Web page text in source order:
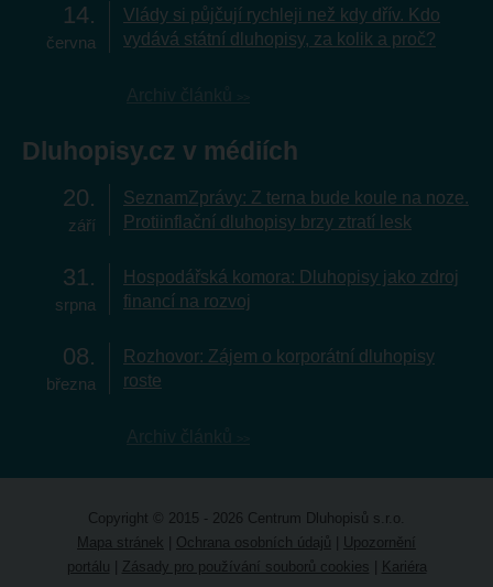
14
června
Vlády si půjčují rychleji než kdy dřív. Kdo
vydává státní dluhopisy, za kolik a proč?
Dluhopisy.cz v médiích
20
září
SeznamZprávy: Z terna bude koule na noze.
Protiinflační dluhopisy brzy ztratí lesk
31
srpna
Hospodářská komora: Dluhopisy jako zdroj
financí na rozvoj
08
března
Rozhovor: Zájem o korporátní dluhopisy
roste
Copyright © 2015 - 2026 Centrum Dluhopisů s.r.o.
Mapa stránek
Ochrana osobních údajů
Upozornění
portálu
Zásady pro používání souborů cookies Kariéra